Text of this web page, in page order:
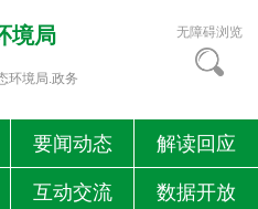
境局
环境局.政务
无障碍浏览
要闻动态 解读回应
互动交流 数据开放